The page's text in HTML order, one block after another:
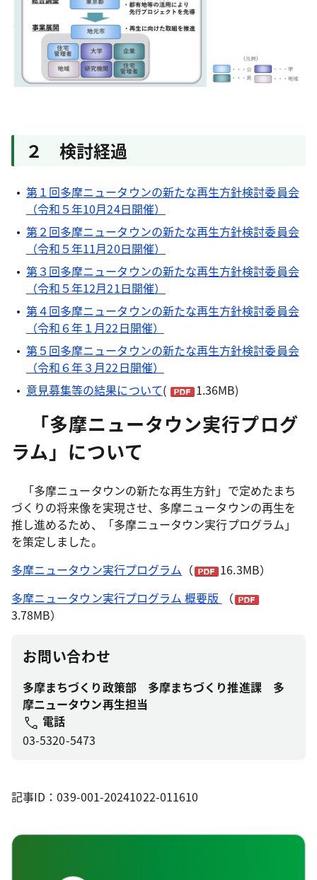
２ 検討経過
第１回多摩ニュータウンの新たな再生方針検討委員会
（令和５年10月24日開催）
第２回多摩ニュータウンの新たな再生方針検討委員会
（令和５年11月20日開催）
第３回多摩ニュータウンの新たな再生方針検討委員会
（令和５年12月21日開催）
第４回多摩ニュータウンの新たな再生方針検討委員会
（令和６年１月22日開催）
第５回多摩ニュータウンの新たな再生方針検討委員会
（令和６年３月22日開催）
意見募集等の結果について( 1.36MB)
「多摩ニュータウン実行プログ
ラム」について
「多摩ニュータウンの新たな再生方針」で定めたまち
づくりの将来像を実現させ、多摩ニュータウンの再生を
推し進めるため、「多摩ニュータウン実行プログラム」
を策定しました。
多摩ニュータウン実行プログラム （
16.3MB）
多摩ニュータウン実行プログラム 概要版
（
3.78MB）
お問い合わせ
多摩まちづくり政策部 多摩まちづくり推進課 多
摩ニュータウン再生担当
電話
03-5320-5473
記事ID：039-001-20241022-011610